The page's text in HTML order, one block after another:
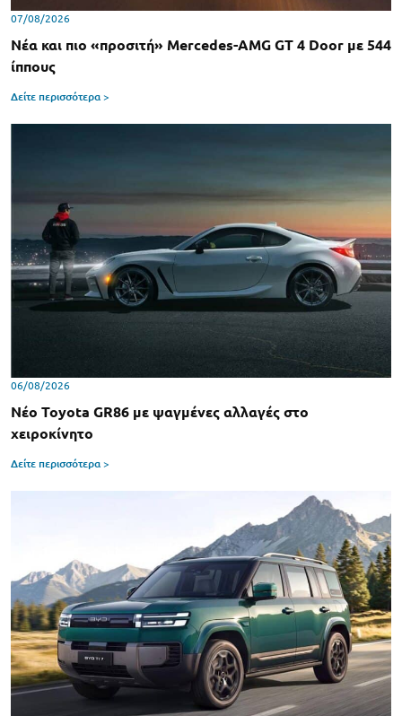
07/08/2026
Νέα και πιο «προσιτή» Mercedes-AMG GT 4 Door με 544
ίππους
Δείτε περισσότερα >
06/08/2026
Νέο Toyota GR86 με ψαγμένες αλλαγές στο
χειροκίνητο
Δείτε περισσότερα >